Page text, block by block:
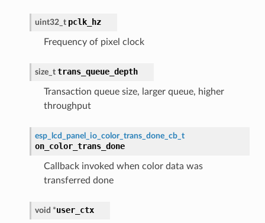
uint32_t pclk_hz
Frequency of pixel clock
size_t trans_queue_depth
Transaction queue size, larger queue, higher
throughput
esp_lcd_panel_io_color_trans_done_cb_t
on_color_trans_done
Callback invoked when color data was
transferred done
void *user_ctx